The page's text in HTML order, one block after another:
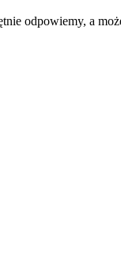
odpowiemy, a